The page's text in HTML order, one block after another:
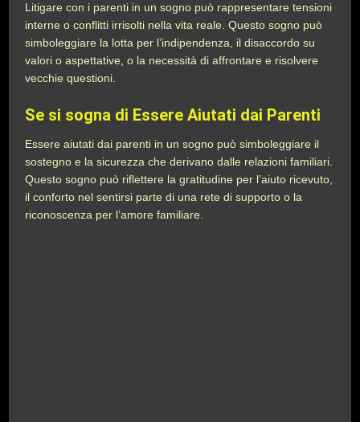
Litigare con i parenti in un sogno può rappresentare tensioni
interne o conflitti irrisolti nella vita reale. Questo sogno può
simboleggiare la lotta per l’indipendenza, il disaccordo su
valori o aspettative, o la necessità di affrontare e risolvere
vecchie questioni.
Se si sogna di Essere Aiutati dai Parenti
Essere aiutati dai parenti in un sogno può simboleggiare il
sostegno e la sicurezza che derivano dalle relazioni familiari.
Questo sogno può riflettere la gratitudine per l’aiuto ricevuto,
il conforto nel sentirsi parte di una rete di supporto o la
riconoscenza per l’amore familiare.